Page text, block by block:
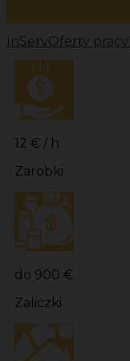
InServOferty pracy
12 € / h
Zarobki
do 900 €
Zaliczki